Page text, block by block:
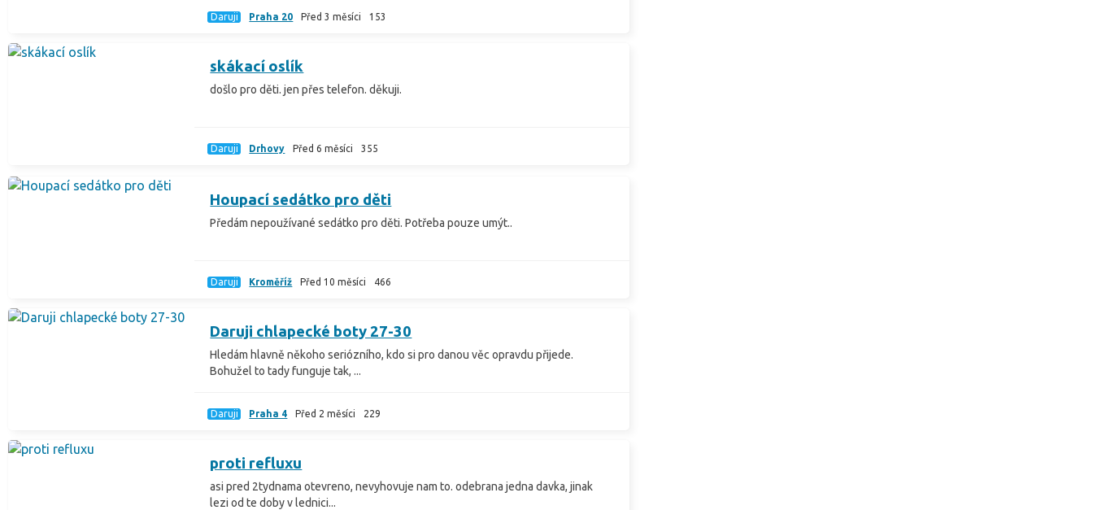
Daruji Praha 20 Před 3 měsíci 153
skákací oslík
došlo pro děti. jen přes telefon. děkuji.
Daruji Drhovy Před 6 měsíci 355
Houpací sedátko pro děti
Předám nepoužívané sedátko pro děti. Potřeba pouze umýt..
Daruji Kroměříž Před 10 měsíci 466
Daruji chlapecké boty 27-30
Hledám hlavně někoho seriózního, kdo si pro danou věc opravdu přijede.
Bohužel to tady funguje tak, ...
Daruji Praha 4 Před 2 měsíci 229
proti refluxu
asi pred 2tydnama otevreno, nevyhovuje nam to. odebrana jedna davka, jinak
lezi od te doby v lednici...